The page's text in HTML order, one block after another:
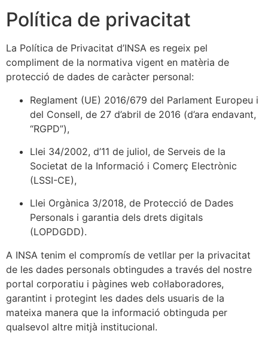
Política de privacitat
La Política de Privacitat d’INSA es regeix pel
compliment de la normativa vigent en matèria de
protecció de dades de caràcter personal:
Reglament (UE) 2016/679 del Parlament Europeu i
del Consell, de 27 d’abril de 2016 (d’ara endavant,
“RGPD”),
Llei 34/2002, d’11 de juliol, de Serveis de la
Societat de la Informació i Comerç Electrònic
(LSSI-CE),
Llei Orgànica 3/2018, de Protecció de Dades
Personals i garantia dels drets digitals
(LOPDGDD).
A INSA tenim el compromís de vetllar per la privacitat
de les dades personals obtingudes a través del nostre
portal corporatiu i pàgines web col·laboradores,
garantint i protegint les dades dels usuaris de la
mateixa manera que la informació obtinguda per
qualsevol altre mitjà institucional.